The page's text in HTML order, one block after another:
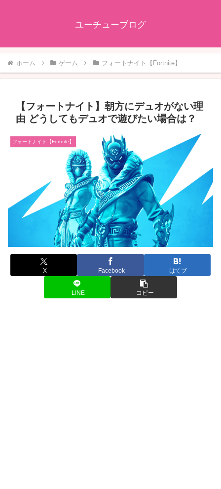
ユーチューブログ
ホーム ゲーム フォートナイト【Fortnite】
【フォートナイト】朝方にデュオがない理
由 どうしてもデュオで遊びたい場合は？
フォートナイト【Fortnite】
X Facebook はてブ
LINE コピー